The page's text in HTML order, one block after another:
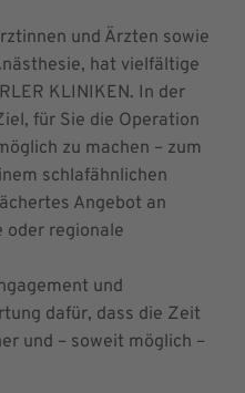
und Ärzten sowie
hat vielfältige
KLINIKEN. In der
für Sie die Operation
zu machen – zum
schlafähnlichen
Angebot an
oder regionale
und
dafür, dass die Zeit
und – soweit möglich –